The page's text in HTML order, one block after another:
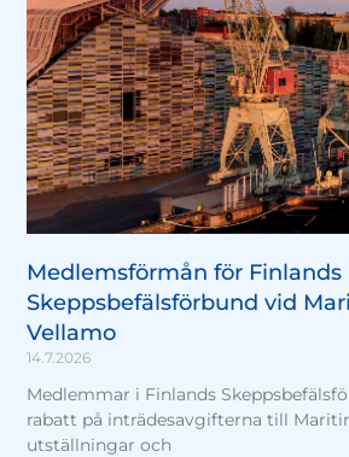
Medlemsförmån för Finlands
Skeppsbefälsförbund vid
Vellamo
14.7.2026
Medlemmar i Finlands
rabatt på inträdesavgifterna till
utställningar och